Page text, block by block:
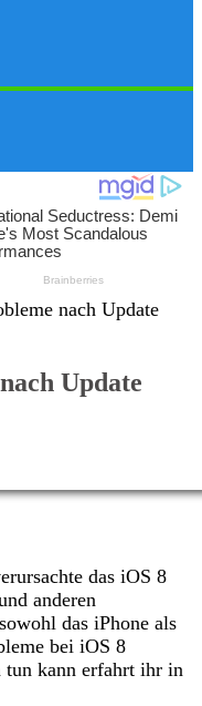
nach Update
Update
das iOS 8
anderen
das iPhone als
bei iOS 8
tun kann erfahrt ihr in